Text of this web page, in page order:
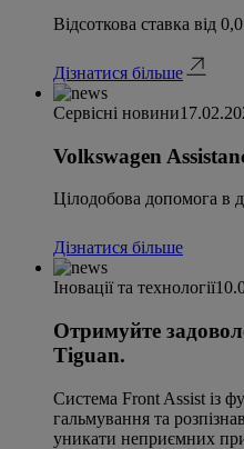
Відсоткова ставка від
Дізнатися більше
Сервісні новини
Volkswagen
Цілодобова допомога в
Дізнатися більше
Іновації та технології
Отримуйте
Tiguan.
Система Front Assist із
гальмування та
уникати неприємних